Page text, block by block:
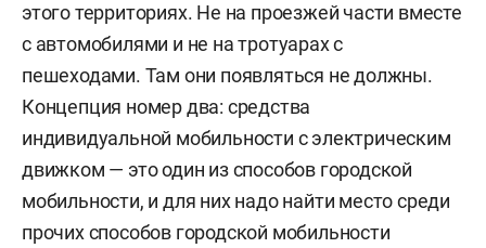
этого территориях. Не на проезжей части вместе
с автомобилями и не на тротуарах с
пешеходами. Там они появляться не должны.
Концепция номер два: средства
индивидуальной мобильности с электрическим
движком — это один из способов городской
мобильности, и для них надо найти место среди
прочих способов городской мобильности